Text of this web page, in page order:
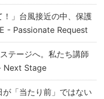
！」台風接近の中、保護
- Passionate Request
テージへ。私たち講師
Next Stage
「当たり前」ではない